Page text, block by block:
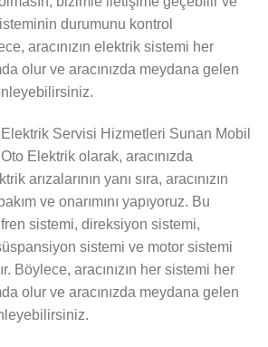
durumunu kontrol
aracınızın elektrik sistemi her
olur ve aracınızda meydana gelen
Servisi Hizmetleri Sunan Mobil
Elektrik olarak, aracınızda
arızalarının yanı sıra, aracınızın
ve onarımını yapıyoruz. Bu
sistemi, direksiyon sistemi,
sistemi ve motor sistemi
Böylece, aracınızın her sistemi her
olur ve aracınızda meydana gelen